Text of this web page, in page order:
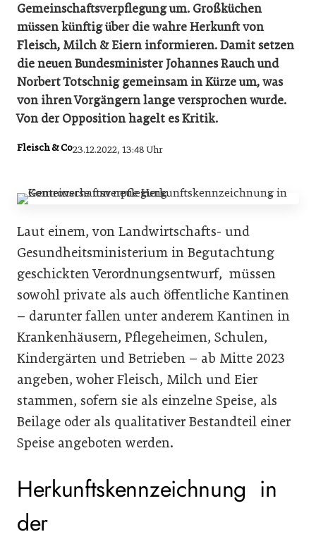
Gemeinschaftsverpflegung um. Großküchen
müssen künftig über die wahre Herkunft von
Fleisch, Milch & Eiern informieren. Damit setzen
die neuen Bundesminister Johannes Rauch und
Norbert Totschnig gemeinsam in Kürze um, was
von ihren Vorgängern lange versprochen wurde.
Von der Opposition hagelt es Kritik.
Fleisch & Co23.12.2022, 13:48 Uhr
Laut einem, von Landwirtschafts- und
Gesundheitsministerium in Begutachtung
geschickten Verordnungsentwurf, müssen
sowohl private als auch öffentliche Kantinen
– darunter fallen unter anderem Kantinen in
Krankenhäusern, Pflegeheimen, Schulen,
Kindergärten und Betrieben – ab Mitte 2023
angeben, woher Fleisch, Milch und Eier
stammen, sofern sie als einzelne Speise, als
Beilage oder als qualitativer Bestandteil einer
Speise angeboten werden.
Herkunftskennzeichnung in
der